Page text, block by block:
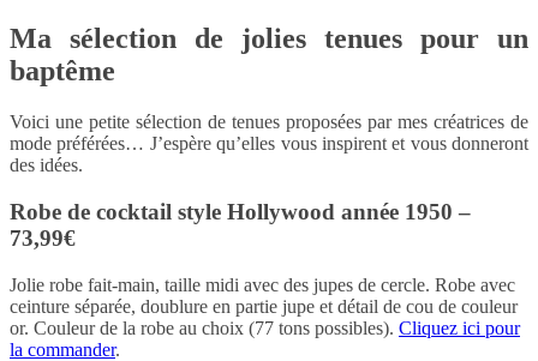
Ma sélection de jolies tenues pour un
baptême
Voici une petite sélection de tenues proposées par mes créatrices de
mode préférées… J’espère qu’elles vous inspirent et vous donneront
des idées.
Robe de cocktail style Hollywood année 1950 –
73,99€
Jolie robe fait-main, taille midi avec des jupes de cercle. Robe avec
ceinture séparée, doublure en partie jupe et détail de cou de couleur
or. Couleur de la robe au choix (77 tons possibles). Cliquez ici pour
la commander.